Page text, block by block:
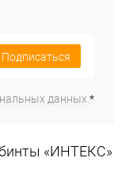
Подписаться
данных.*
«ИНТЕКС»